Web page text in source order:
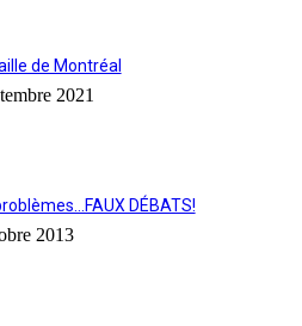
de Montréal
2021
DÉBATS!
2013